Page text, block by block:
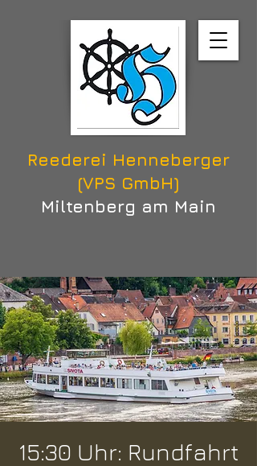
Reederei Henneberger
(VPS GmbH)
Miltenberg am Main
15:30 Uhr: Rundfahrt